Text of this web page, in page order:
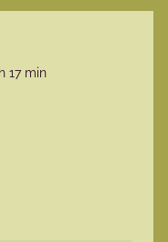
17 min